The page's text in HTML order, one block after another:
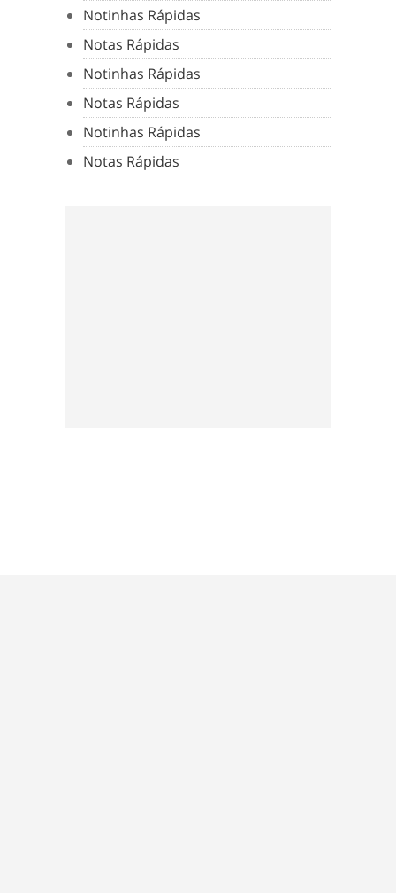
Notinhas Rápidas
Notas Rápidas
Notinhas Rápidas
Notas Rápidas
Notinhas Rápidas
Notas Rápidas